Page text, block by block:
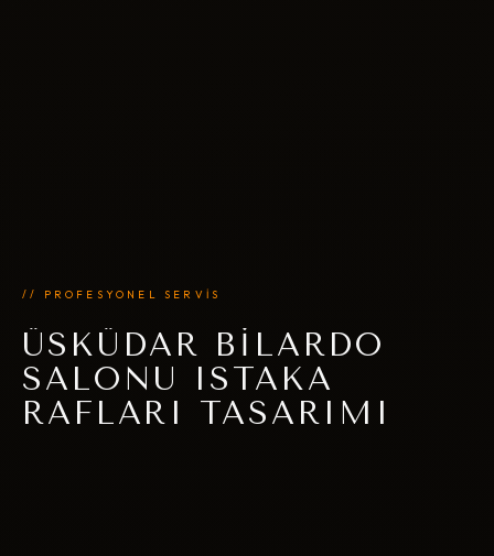
// PROFESYONEL SERVİS
ÜSKÜDAR BILARDO
SALONU ISTAKA
RAFLARI TASARIMI